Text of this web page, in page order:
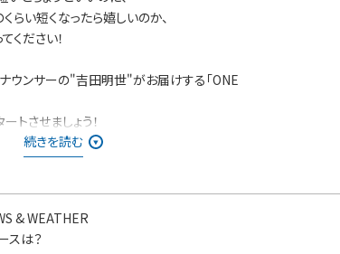
くらい短くなったら嬉しいのか、
ください！
ウンサーの"吉田明世"がお届けする「ONE
トさせましょう！
ワンコメ・ワンジャッジ＞
続きを読む
& WEATHER
スは？